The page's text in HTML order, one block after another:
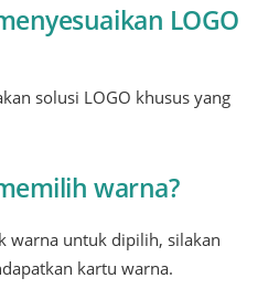
LOGO
solusi LOGO khusus yang
warna?
warna untuk dipilih, silakan
kartu warna.